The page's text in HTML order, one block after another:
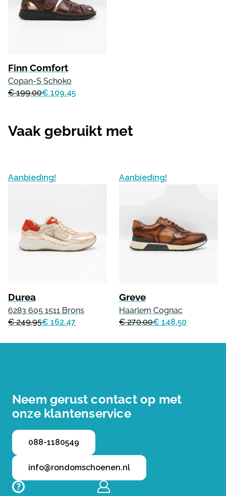
Finn Comfort
Copan-S Schoko
€ 199.00€ 109.45
Vaak gebruikt met
Aanbieding!
Durea
6283 605 1511 Brons
€ 249.95€ 162.47
Aanbieding!
Greve
Haarlem Cognac
€ 270.00€ 148.50
Neem gerust contact op met
onze klantenservice
088-1180549
info@rondomschoenen.nl